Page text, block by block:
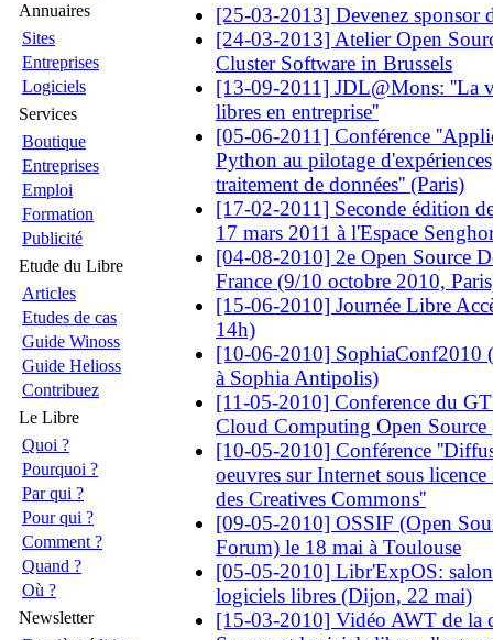
Annuaires
Sites
Entreprises
Logiciels
Services
Boutique
Entreprises
Emploi
Formation
Publicité
Etude du Libre
Articles
Etudes de cas
Guide Winoss
Guide Helioss
Contribuez
Le Libre
Quoi ?
Pourquoi ?
Par qui ?
Pour qui ?
Comment ?
Quand ?
Où ?
Newsletter
[25-03-2013] Devenez sponsor
[24-03-2013] Atelier Open
Cluster Software in Brussels
[13-09-2011] JDL@Mons: ''La
libres en entreprise''
[05-06-2011] Conférence
Python au pilotage
traitement de données'' (Paris)
[17-02-2011] Seconde édition
17 mars 2011 à l'Espace
[04-08-2010] 2e Open Source
France (9/10 octobre 2010,
[15-06-2010] Journée Libre
14h)
[10-06-2010] SophiaConf2010
à Sophia Antipolis)
[11-05-2010] Conference du
Cloud Computing Open Source
[10-05-2010] Conférence
oeuvres sur Internet sous
des Creatives Commons''
[09-05-2010] OSSIF (Open
Forum) le 18 mai à Toulouse
[05-05-2010] Libr'ExpOS: salon
logiciels libres (Dijon, 22 mai)
[15-03-2010] Vidéo AWT de la